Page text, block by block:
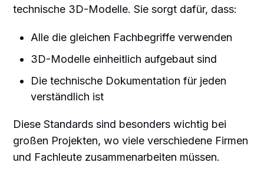
technische 3D-Modelle. Sie sorgt dafür, dass:
Alle die gleichen Fachbegriffe verwenden
3D-Modelle einheitlich aufgebaut sind
Die technische Dokumentation für jeden
verständlich ist
Diese Standards sind besonders wichtig bei
großen Projekten, wo viele verschiedene Firmen
und Fachleute zusammenarbeiten müssen.